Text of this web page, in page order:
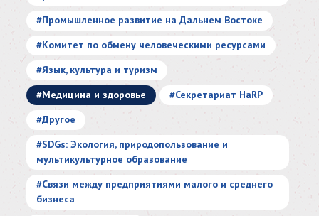
#Промышленное развитие на Дальнем Востоке
#Комитет по обмену человеческими ресурсами
#Язык, культура и туризм
#Медицина и здоровье
#Секретариат HaRP
#Другое
#SDGs: Экология, природопользование и
мультикультурное образование
#Связи между предприятиями малого и среднего
бизнеса